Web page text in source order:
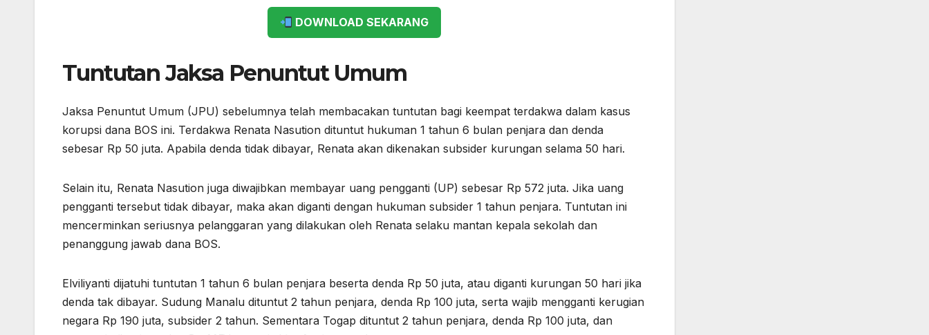
DOWNLOAD SEKARANG
Tuntutan Jaksa Penuntut Umum
Jaksa Penuntut Umum (JPU) sebelumnya telah membacakan tuntutan bagi keempat terdakwa dalam kasus
korupsi dana BOS ini. Terdakwa Renata Nasution dituntut hukuman 1 tahun 6 bulan penjara dan denda
sebesar Rp 50 juta. Apabila denda tidak dibayar, Renata akan dikenakan subsider kurungan selama 50 hari.
Selain itu, Renata Nasution juga diwajibkan membayar uang pengganti (UP) sebesar Rp 572 juta. Jika uang
pengganti tersebut tidak dibayar, maka akan diganti dengan hukuman subsider 1 tahun penjara. Tuntutan ini
mencerminkan seriusnya pelanggaran yang dilakukan oleh Renata selaku mantan kepala sekolah dan
penanggung jawab dana BOS.
Elviliyanti dijatuhi tuntutan 1 tahun 6 bulan penjara beserta denda Rp 50 juta, atau diganti kurungan 50 hari jika
denda tak dibayar. Sudung Manalu dituntut 2 tahun penjara, denda Rp 100 juta, serta wajib mengganti kerugian
negara Rp 190 juta, subsider 2 tahun. Sementara Togap dituntut 2 tahun penjara, denda Rp 100 juta, dan